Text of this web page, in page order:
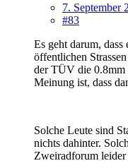
7. September
#83
Es geht darum,
öffentlichen
der TÜV die 0.8mm
Meinung ist, dass
Solche Leute sind
nichts dahinter.
Zweiradforum